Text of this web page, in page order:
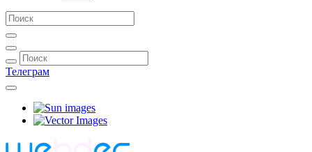
Телеграм